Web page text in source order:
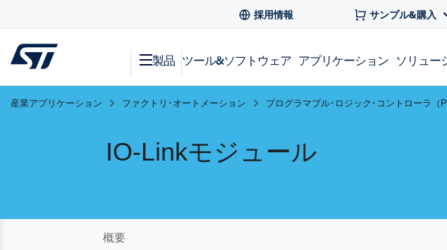
採用情報 サンプル&購入
製品 ツール&ソフトウェア アプリケーション ソリュー
産業アプリケーション ファクトリ･オートメーション プログラマブル･ロジック･コントローラ（
IO-Linkモジュール
概要